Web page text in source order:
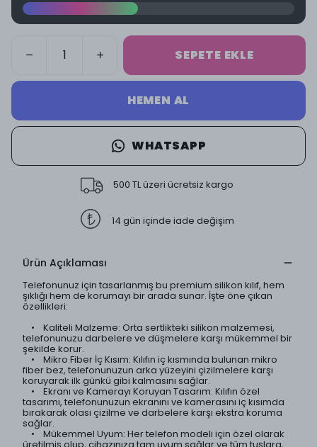
SEPETE EKLE
HEMEN AL
WHATSAPP
500 TL üzeri ücretsiz kargo
14 gün içinde iade değişim
Ürün Açıklaması
Telefonunuz için tasarlanmış bu premium silikon kılıf, hem
şıklığı hem de korumayı bir arada sunar. İşte öne çıkan
özellikleri:
• Kaliteli Malzeme: Orta sertlikteki silikon malzemesi,
telefonunuzu darbelere ve düşmelere karşı mükemmel bir
şekilde korur.
• Mikro Fiber İç Kısım: Kılıfın iç kısmında bulunan mikro
fiber bez, telefonunuzun arka yüzeyini çizilmelere karşı
koruyarak ilk günkü gibi kalmasını sağlar.
• Ekranı ve Kamerayı Koruyan Tasarım: Kılıfın özel
tasarımı, telefonunuzun ekranını ve kamerasını iç kısımda
bırakarak olası çizilme ve darbelere karşı ekstra koruma
sağlar.
• Mükemmel Uyum: Her telefon modeli için özel olarak
üretilmiş olup, cihazınıza tam uyum sağlar ve tüm tuşlara,